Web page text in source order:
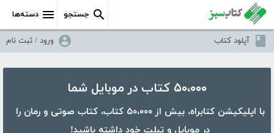
دسته‌ها جستجو
آپلود کتاب ورود / ثبت نام
۵۰،۰۰۰ کتاب در موبایل شما
با اپلیکیشن کتابراه، بیش از ۵۰،۰۰۰ کتاب، کتاب صوتی و رمان را
در موبایل و تبلت خود داشته باشید!